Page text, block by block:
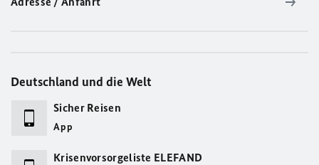
Deutschland und die Welt
Sicher Reisen
App
Krisenvorsorgeliste ELEFAND